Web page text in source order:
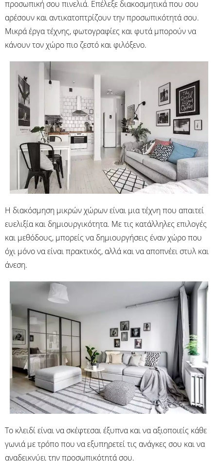
προσωπική σου πινελιά. Επέλεξε διακοσμητικά που σου
αρέσουν και αντικατοπτρίζουν την προσωπικότητά σου.
Μικρά έργα τέχνης, φωτογραφίες και φυτά μπορούν να
κάνουν τον χώρο πιο ζεστό και φιλόξενο.
Η διακόσμηση μικρών χώρων είναι μια τέχνη που απαιτεί
ευελιξία και δημιουργικότητα. Με τις κατάλληλες επιλογές
και μεθόδους, μπορείς να δημιουργήσεις έναν χώρο που
όχι μόνο να είναι πρακτικός, αλλά και να αποπνέει στυλ και
άνεση.
Το κλειδί είναι να σκέφτεσαι έξυπνα και να αξιοποιείς κάθε
γωνιά με τρόπο που να εξυπηρετεί τις ανάγκες σου και να
αναδεικνύει την προσωπικότητά σου.